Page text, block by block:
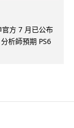
方 7 月已公布
析師預期 PS6